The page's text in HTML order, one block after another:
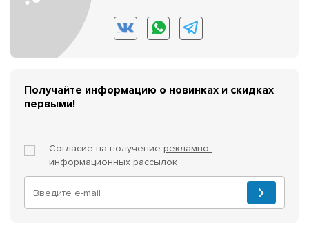
Получайте информацию о новинках и скидках
первыми!
Согласие на получение рекламно-
информационных рассылок